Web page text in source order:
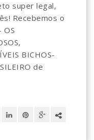
super legal,
Recebemos o
OS
BICHOS-
de